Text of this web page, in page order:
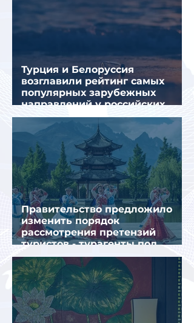
Турция и Белоруссия
возглавили рейтинг самых
популярных зарубежных
направлений у российских
туристов летом
Правительство предложило
изменить порядок
рассмотрения претензий
туристов - турагенты под
ударом!